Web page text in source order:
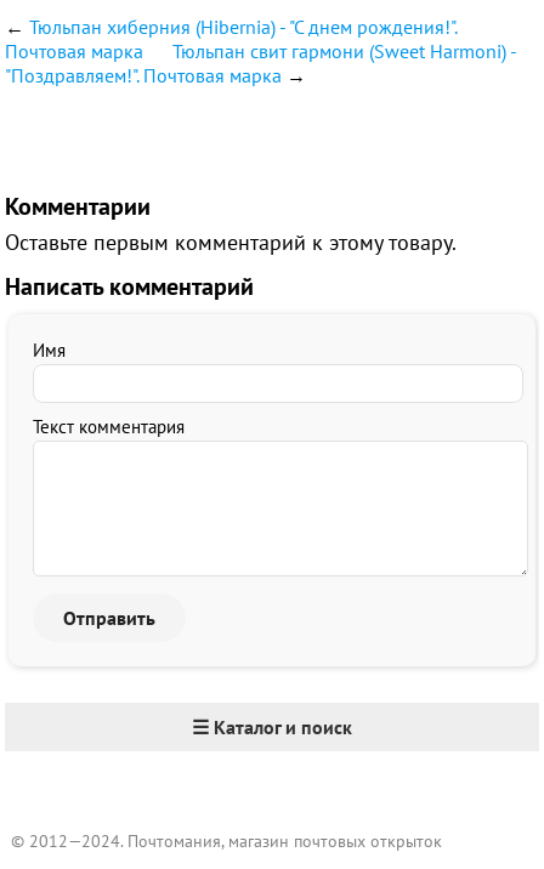
←Тюльпан хиберния (Hibernia) - "С днем рождения!".
Почтовая марка
Тюльпан свит гармони (Sweet Нarmoni) -
"Поздравляем!". Почтовая марка →
Комментарии
Оставьте первым комментарий к этому товару.
Написать комментарий
Имя
Текст комментария
☰ Каталог и поиск
© 2012—2024. Почтомания, магазин почтовых открыток